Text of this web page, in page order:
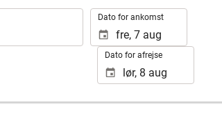
Dato for ankomst
Dato for afrejse